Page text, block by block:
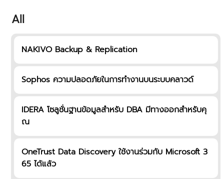
All
NAKIVO Backup & Replication
Sophos ความปลอดภัยในการทำงานบนระบบคลาวด์
IDERA โซลูชั่นฐานข้อมูลสำหรับ DBA มีทางออกสำหรับคุ
ณ
OneTrust Data Discovery ใช้งานร่วมกับ Microsoft 3
65 ได้แล้ว